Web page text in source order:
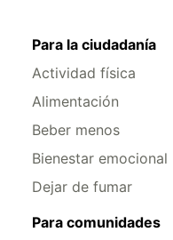
Para la ciudadanía
Actividad física
Alimentación
Beber menos
Bienestar emocional
Dejar de fumar
Para comunidades